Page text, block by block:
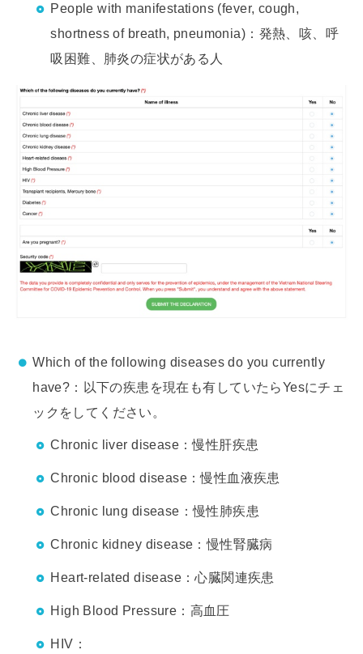
People with manifestations (fever, cough,
shortness of breath, pneumonia)：発熱、咳、呼
吸困難、肺炎の症状がある人
Which of the following diseases do you currently
have?：以下の疾患を現在も有していたらYesにチェ
ックをしてください。
Chronic liver disease：慢性肝疾患
Chronic blood disease：慢性血液疾患
Chronic lung disease：慢性肺疾患
Chronic kidney disease：慢性腎臓病
Heart-related disease：心臓関連疾患
High Blood Pressure：高血圧
HIV：